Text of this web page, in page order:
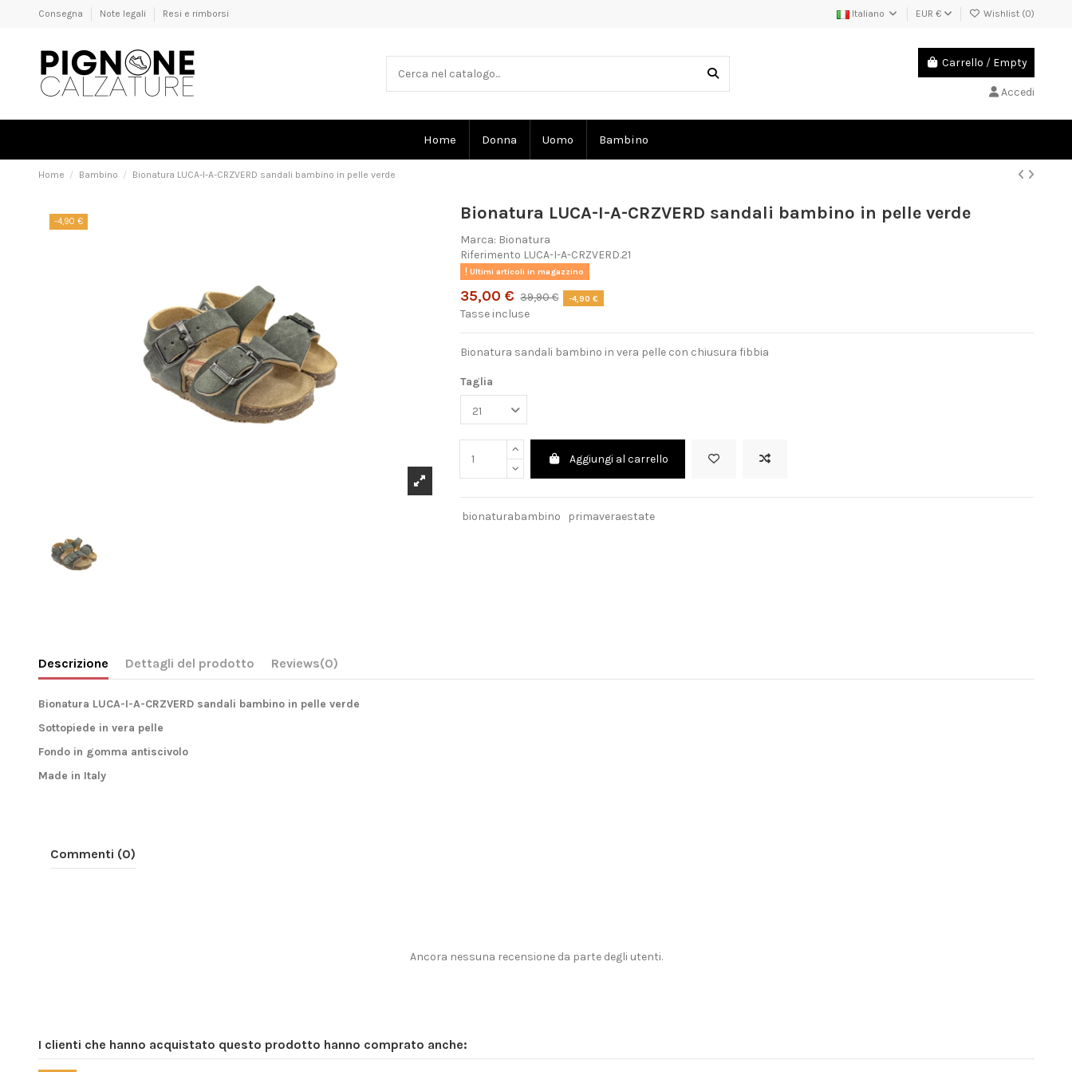
Consegna Note legali Resi e rimborsi Italiano EUR € Wishlist (0)
Carrello / Empty
Accedi
Home Donna Uomo Bambino
Home Bambino Bionatura LUCA-I-A-CRZVERD sandali bambino in pelle verde
-4,90 € Bionatura LUCA-I-A-CRZVERD sandali bambino in pelle verde
Marca: Bionatura
Riferimento LUCA-I-A-CRZVERD.21
Ultimi articoli in magazzino
35,00 € 39,90 € -4,90 €
Tasse incluse
Bionatura sandali bambino in vera pelle con chiusura fibbia
Taglia
Aggiungi al carrello
bionaturabambino primaveraestate
Descrizione Dettagli del prodotto Reviews(0)
Bionatura LUCA-I-A-CRZVERD sandali bambino in pelle verde
Sottopiede in vera pelle
Fondo in gomma antiscivolo
Made in Italy
Commenti (0)
Ancora nessuna recensione da parte degli utenti.
I clienti che hanno acquistato questo prodotto hanno comprato anche: